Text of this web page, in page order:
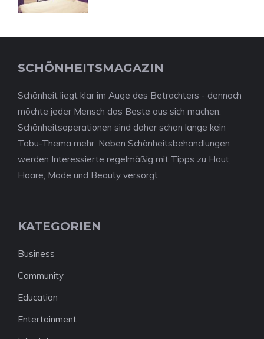
SCHÖNHEITSMAGAZIN
Schönheit liegt klar im Auge des Betrachters - dennoch
möchte jeder Mensch das Beste aus sich machen.
Schönheitsoperationen sind daher schon lange kein
Tabu-Thema mehr. Neben Schönheitsbehandlungen
werden Interessierte regelmäßig mit Tipps zu Haut,
Haare, Mode und Beauty versorgt.
KATEGORIEN
Business
Community
Education
Entertainment